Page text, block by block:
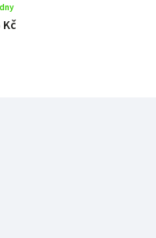
Kč